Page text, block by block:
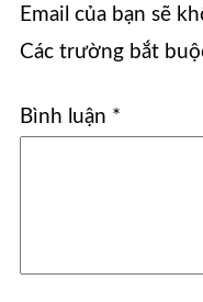
Email của bạn sẽ
Các trường bắt
Bình luận *